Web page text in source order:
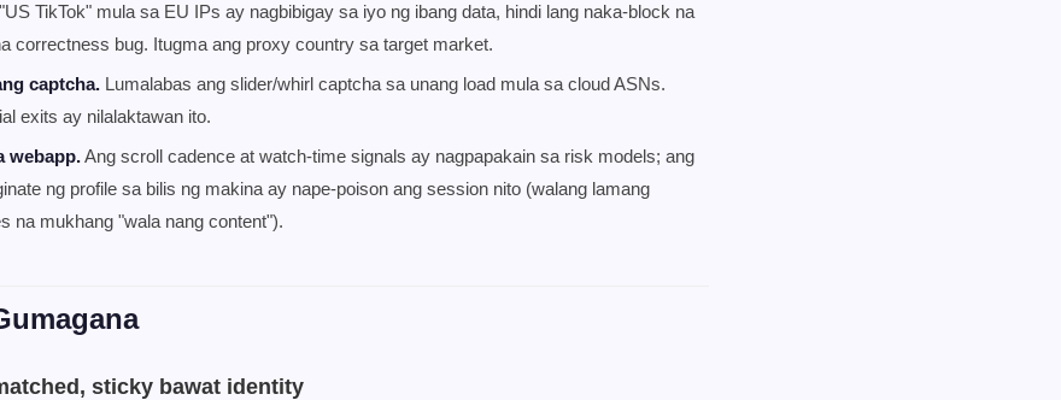
TikTok" mula sa EU IPs ay nagbibigay sa iyo ng ibang data, hindi lang naka-block na
correctness bug. Itugma ang proxy country sa target market.
captcha. Lumalabas ang slider/whirl captcha sa unang load mula sa cloud ASNs.
exits ay nilalaktawan ito.
webapp.Ang scroll cadence at watch-time signals ay nagpapakain sa risk models; ang
ng profile sa bilis ng makina ay nape-poison ang session nito (walang lamang
na mukhang "wala nang content").
sticky bawat identity